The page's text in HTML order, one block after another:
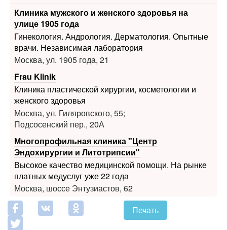
врачи. Независимая лаборатория
Москва, ул. 1905 года, 21
Frau Klinik
Клиника пластической хирургии, косметологии и
Москва, ул. Гиляровского, 55;
Подсосенский пер., 20А
Многопрофильная клиника "Центр
Эндохирургии и Литотрипсии"
платных медуслуг уже 22 года
Москва, шоссе Энтузиастов, 62
Похожие статьи